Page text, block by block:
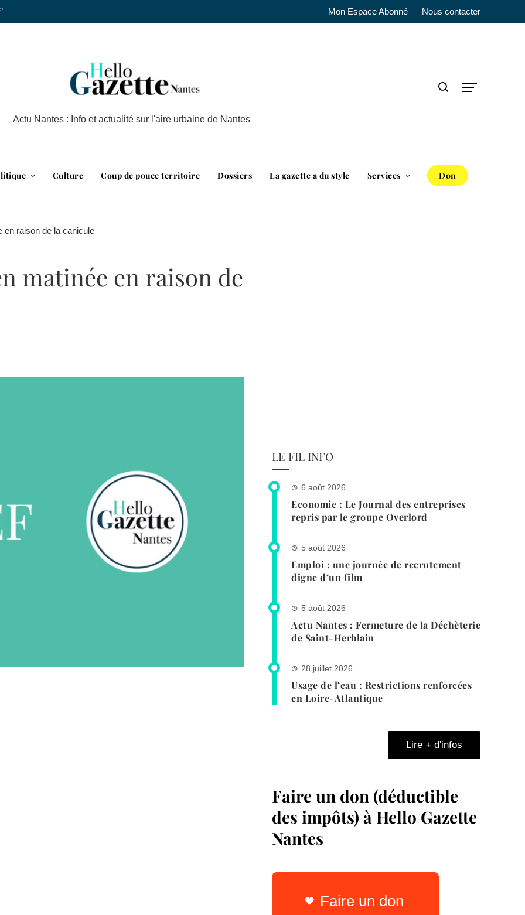
Mon Espace Abonné Nous contacter
Actu Nantes : Info et actualité sur l'aire urbaine de Nantes
Culture Coup de pouce territoire Dossiers La gazette a du style Services Don
en raison de la canicule
matinée en raison de
LE FIL INFO
6 août 2026
Economie : Le Journal des entreprises
repris par le groupe Overlord
5 août 2026
Emploi : une journée de recrutement
digne d’un film
5 août 2026
Actu Nantes : Fermeture de la Déchèterie
de Saint-Herblain
28 juillet 2026
Usage de l’eau : Restrictions renforcées
en Loire-Atlantique
Lire + d'infos
Faire un don (déductible
des impôts) à Hello Gazette
Nantes
Faire un don